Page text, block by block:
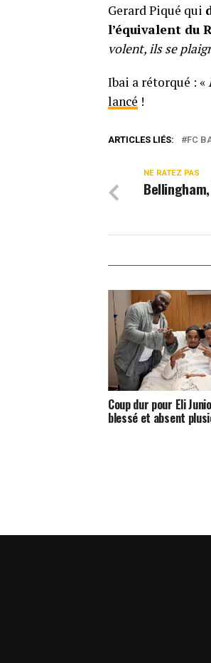
Gerard Piqué qui
l’équivalent du
volent, ils se
Ibai a rétorqué : «
lancé !
ARTICLES LIÉS: FC
NE RATEZ PAS
Coup dur pour Eli
blessé et absent